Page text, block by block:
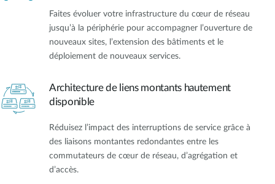
Faites évoluer votre infrastructure du cœur de réseau
jusqu’à la périphérie pour accompagner l’ouverture de
nouveaux sites, l’extension des bâtiments et le
déploiement de nouveaux services.
Architecture de liens montants hautement
disponible
Réduisez l’impact des interruptions de service grâce à
des liaisons montantes redondantes entre les
commutateurs de cœur de réseau, d’agrégation et
d’accès.